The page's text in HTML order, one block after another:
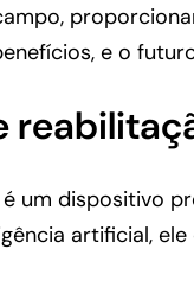
e o
um dispositivo
artificial,